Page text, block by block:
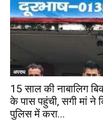
अपराध
15 साल की नाबालिग
के पास पहुंची, सगी मां ने
पुलिस में करा...